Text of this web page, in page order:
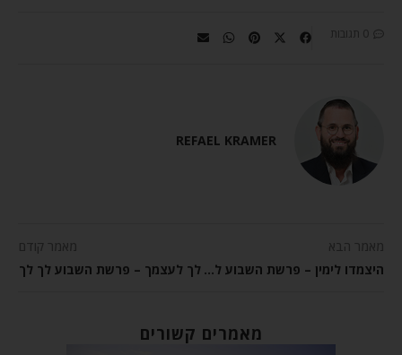
0 תגובות
REFAEL KRAMER
מאמר הבא
היצמדו לימין – פרשת השבוע לך לך
מאמר קודם
לך לעצמך – פרשת השבוע לך לך
מאמרים קשורים